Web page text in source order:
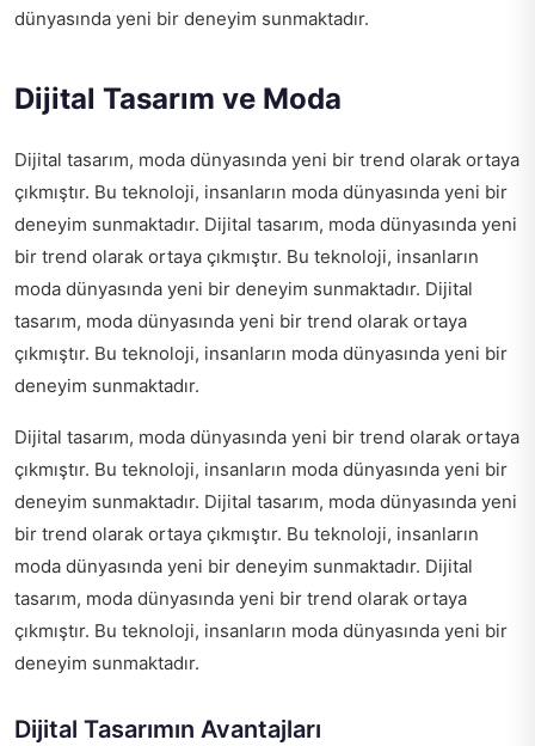
dünyasında yeni bir deneyim sunmaktadır.
Dijital Tasarım ve Moda
Dijital tasarım, moda dünyasında yeni bir trend olarak ortaya
çıkmıştır. Bu teknoloji, insanların moda dünyasında yeni bir
deneyim sunmaktadır. Dijital tasarım, moda dünyasında yeni
bir trend olarak ortaya çıkmıştır. Bu teknoloji, insanların
moda dünyasında yeni bir deneyim sunmaktadır. Dijital
tasarım, moda dünyasında yeni bir trend olarak ortaya
çıkmıştır. Bu teknoloji, insanların moda dünyasında yeni bir
deneyim sunmaktadır.
Dijital tasarım, moda dünyasında yeni bir trend olarak ortaya
çıkmıştır. Bu teknoloji, insanların moda dünyasında yeni bir
deneyim sunmaktadır. Dijital tasarım, moda dünyasında yeni
bir trend olarak ortaya çıkmıştır. Bu teknoloji, insanların
moda dünyasında yeni bir deneyim sunmaktadır. Dijital
tasarım, moda dünyasında yeni bir trend olarak ortaya
çıkmıştır. Bu teknoloji, insanların moda dünyasında yeni bir
deneyim sunmaktadır.
Dijital Tasarımın Avantajları